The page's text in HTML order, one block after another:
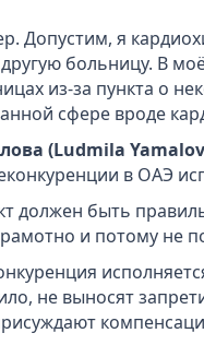
Допустим, я
больницу. В
из‑за пункта о
сфере вроде
(Ludmila
в ОАЭ
должен быть
и потому не
не выносят